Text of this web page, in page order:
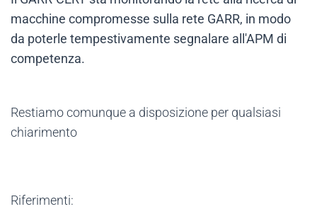
macchine compromesse sulla rete GARR, in modo
da poterle tempestivamente segnalare all'APM di
competenza.
Restiamo comunque a disposizione per qualsiasi
chiarimento
Riferimenti: